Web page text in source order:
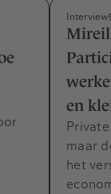
Interview
en
maar
het